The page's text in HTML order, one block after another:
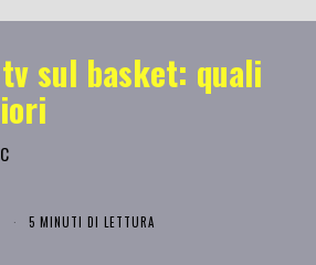
sul basket: quali
5 MINUTI DI LETTURA